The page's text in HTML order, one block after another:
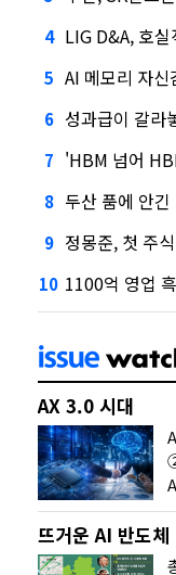
4 LIG D&A, 호실
5 AI 메모리 자신감
6 성과급이 갈라놓은
7 'HBM 넘어 HBF 시대
8 두산 품에 안긴 SK
9 정몽준, 첫 주
10 1100억 영업 흑자
AX 3.0 시대
뜨거운 AI 반도체